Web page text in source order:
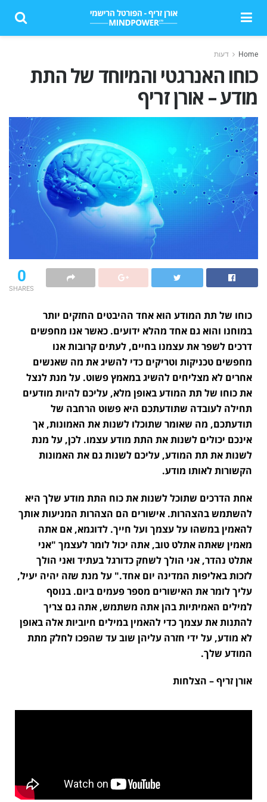
Home דעות
כוחו האנרגטי והמיוחד של התת
מודע – אורן זריף
0
SHARES
כוחו של תת המודע הוא אחד ההיבטים החזקים יותר
במוחנו והוא גם אחד מהלא ידועים. כאשר אנו מחפשים
דרכים לשפר את עצמנו בחיים, לעתים קרובות אנו
מחפשים טכניקות וטריקים כדי להשיג את מה שאנשים
אחרים לא מצליחים להשיג במאמץ פשוט. על מנת לנצל
את כוחו של תת המודע באופן מלא, עליכם להיות מודעים
תחילה לעובדה שתודעתכם היא פשוט הרחבה של
תודעתכם, מה שאומר שתוכלו לשנות את האמונות, אך
אינכם יכולים לשנות את התת מודע עצמו. לכן, על מנת
לשנות את תת המודע, עליכם לשנות גם את האמונות
הקשורות לאותו מודע.
אחת הדרכים שתוכל לשנות את כוח התת מודע שלך היא
להשתמש בהצהרות. אישורים הם הצהרות המניעות אותך
להאמין במשהו על עצמך ועל חייך. לדוגמא, אם אתה
מאמין שאתה אתלט טוב, אתה יכול לומר לעצמך "אני
אתלט נהדר, אני הולך לשחק כדורגל בעתיד ואני הולך
לזכות באליפות המדינה יום אחד." על מנת שזה יהיה יעיל,
עליך לומר את האישורים מספר פעמים ביום. בנוסף
למילים האמיתיות בהן אתה משתמש, אתה גם צריך
להתנות את עצמך כדי להאמין במילים חיוביות אלה באופן
לא מודע, על ידי חזרה עליהן שוב עד שהפכו לחלק מתת
המודע שלך.
אורן זריף – הצלחות